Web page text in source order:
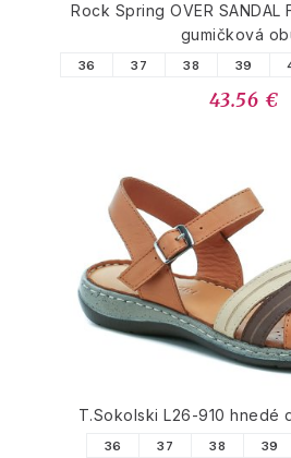
Rock Spring OVER SANDAL
gumičková
36 37 38 39
43.56 €
T.Sokolski L26-910 hnedé
36 37 38 39